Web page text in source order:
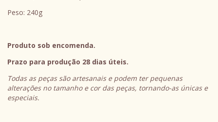
Peso: 240g
Produto sob encomenda.
Prazo para produção 28 dias úteis.
Todas as peças são artesanais e podem ter pequenas
alterações no tamanho e cor das peças, tornando-as únicas e
especiais.